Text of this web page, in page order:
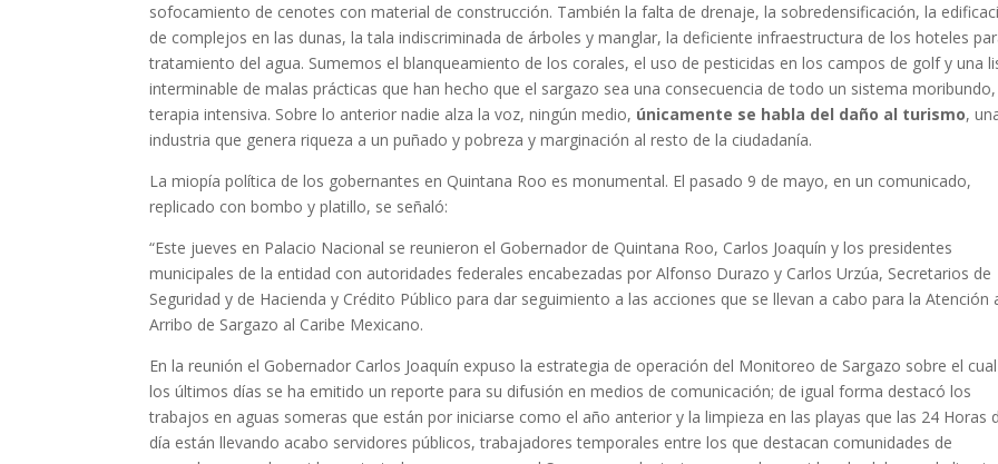
sofocamiento de cenotes con material de construcción. También la falta de drenaje, la sobredensificación, la
de complejos en las dunas, la tala indiscriminada de árboles y manglar, la deficiente infraestructura de los hoteles
tratamiento del agua. Sumemos el blanqueamiento de los corales, el uso de pesticidas en los campos de golf y una
interminable de malas prácticas que han hecho que el sargazo sea una consecuencia de todo un sistema
terapia intensiva. Sobre lo anterior nadie alza la voz, ningún medio, únicamente se habla del daño al turismo,
industria que genera riqueza a un puñado y pobreza y marginación al resto de la ciudadanía.
La miopía política de los gobernantes en Quintana Roo es monumental. El pasado 9 de mayo, en un comunicado,
replicado con bombo y platillo, se señaló:
“Este jueves en Palacio Nacional se reunieron el Gobernador de Quintana Roo, Carlos Joaquín y los presidentes
municipales de la entidad con autoridades federales encabezadas por Alfonso Durazo y Carlos Urzúa, Secretarios de
Seguridad y de Hacienda y Crédito Público para dar seguimiento a las acciones que se llevan a cabo para la Atención
Arribo de Sargazo al Caribe Mexicano.
En la reunión el Gobernador Carlos Joaquín expuso la estrategia de operación del Monitoreo de Sargazo sobre el
los últimos días se ha emitido un reporte para su difusión en medios de comunicación; de igual forma destacó los
trabajos en aguas someras que están por iniciarse como el año anterior y la limpieza en las playas que las 24 Horas
día están llevando acabo servidores públicos, trabajadores temporales entre los que destacan comunidades de